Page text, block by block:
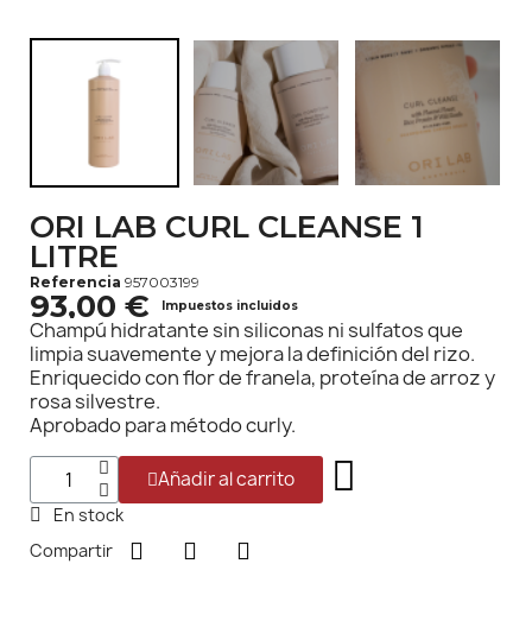
ORI LAB CURL CLEANSE 1
LITRE
Referencia 957003199
93,00 € Impuestos incluidos
Champú hidratante sin siliconas ni sulfatos que
limpia suavemente y mejora la definición del rizo.
Enriquecido con flor de franela, proteína de arroz y
rosa silvestre.
Aprobado para método curly.
Añadir al carrito
En stock
Compartir